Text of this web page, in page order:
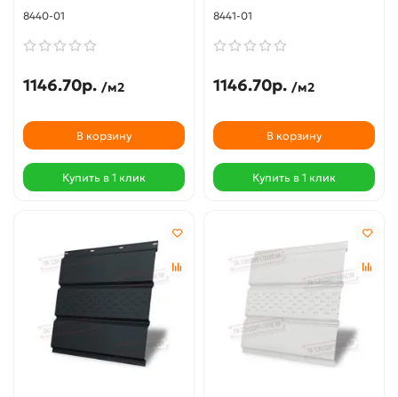
8440-01
1146.70р. /м2
В корзину
Купить в 1 клик
8441-01
1146.70р. /м2
В корзину
Купить в 1 клик